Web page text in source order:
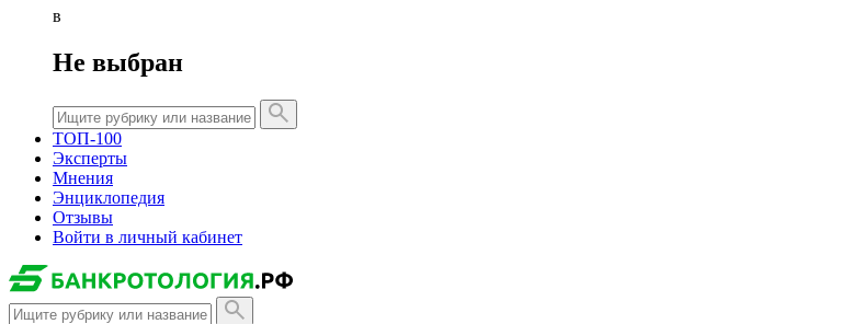
в
Не выбран
ТОП-100
Эксперты
Мнения
Энциклопедия
Отзывы
Войти в личный кабинет